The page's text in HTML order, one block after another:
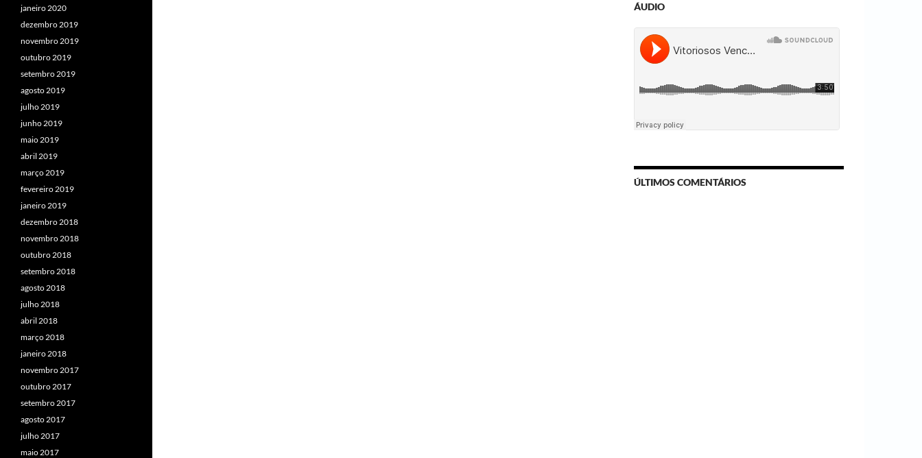
ÁUDIO
ÚLTIMOS COMENTÁRIOS
janeiro 2020
dezembro 2019
novembro 2019
outubro 2019
setembro 2019
agosto 2019
julho 2019
junho 2019
maio 2019
abril 2019
março 2019
fevereiro 2019
janeiro 2019
dezembro 2018
novembro 2018
outubro 2018
setembro 2018
agosto 2018
julho 2018
abril 2018
março 2018
janeiro 2018
novembro 2017
outubro 2017
setembro 2017
agosto 2017
julho 2017
maio 2017